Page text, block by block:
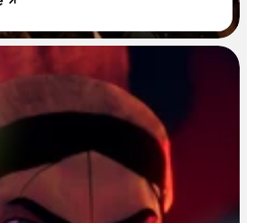
œuvres remarquables